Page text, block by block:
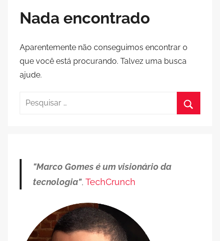
Nada encontrado
Aparentemente não conseguimos encontrar o
que você está procurando. Talvez uma busca
ajude.
Pesquisar
"Marco Gomes é um visionário da
tecnologia", TechCrunch